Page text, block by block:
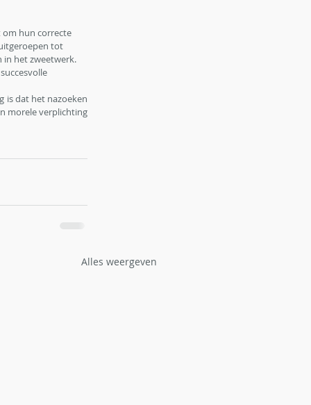
om hun correcte
tot
in het zweetwerk.
is dat het nazoeken
morele verplichting
Alles weergeven